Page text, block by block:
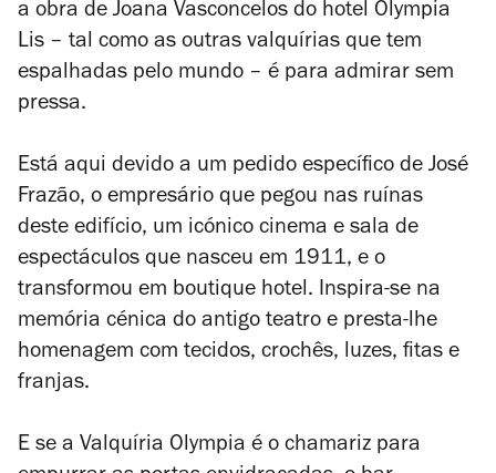
a obra de Joana Vasconcelos do hotel Olympia
Lis – tal como as outras valquírias que tem
espalhadas pelo mundo – é para admirar sem
pressa.
Está aqui devido a um pedido específico de José
Frazão, o empresário que pegou nas ruínas
deste edifício, um icónico cinema e sala de
espectáculos que nasceu em 1911, e o
transformou em boutique hotel. Inspira-se na
memória cénica do antigo teatro e presta-lhe
homenagem com tecidos, crochês, luzes, fitas e
franjas.
E se a Valquíria Olympia é o chamariz para